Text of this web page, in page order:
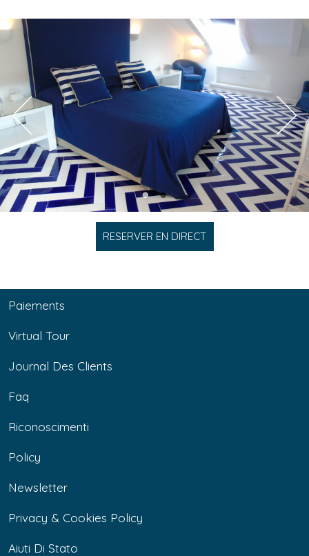
RESERVER EN DIRECT
Paiements
Virtual Tour
Journal Des Clients
Faq
Riconoscimenti
Policy
Newsletter
Privacy & Cookies Policy
Aiuti Di Stato